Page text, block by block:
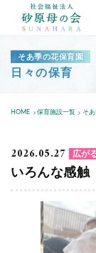
そあ季の花保育園
日々の保育
HOME 保育施設一覧 そ
2026.05.27 広が
いろんな感触